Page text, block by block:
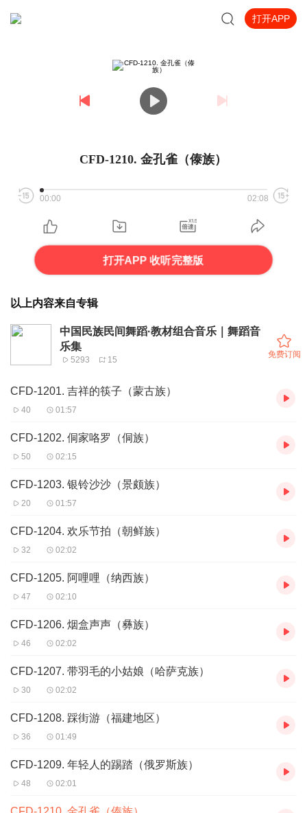
打开APP
CFD-1210. 金孔雀（傣族）
00:00 02:08
打开APP 收听完整版
以上内容来自专辑
中国民族民间舞蹈·教材组合音乐｜舞蹈音
乐集
5293 15
免费订阅
CFD-1201. 吉祥的筷子（蒙古族）
40 01:57
CFD-1202. 侗家咯罗（侗族）
50 02:15
CFD-1203. 银铃沙沙（景颇族）
20 01:57
CFD-1204. 欢乐节拍（朝鲜族）
32 02:02
CFD-1205. 阿哩哩（纳西族）
47 02:10
CFD-1206. 烟盒声声（彝族）
46 02:02
CFD-1207. 带羽毛的小姑娘（哈萨克族）
30 02:02
CFD-1208. 踩街游（福建地区）
36 01:49
CFD-1209. 年轻人的踢踏（俄罗斯族）
48 02:01